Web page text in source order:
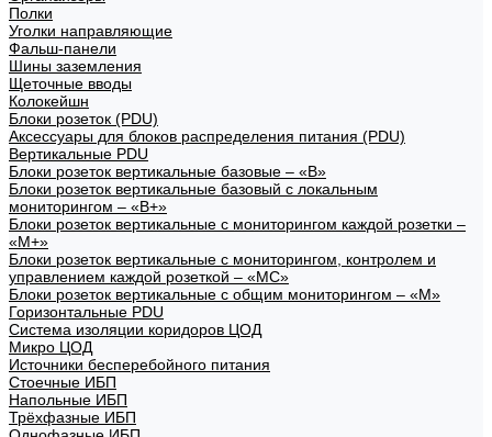
Полки
Уголки направляющие
Фальш-панели
Шины заземления
Щеточные вводы
Колокейшн
Блоки розеток (PDU)
Аксессуары для блоков распределения питания (PDU)
Вертикальные PDU
Блоки розеток вертикальные базовые – «В»
Блоки розеток вертикальные базовый с локальным
мониторингом – «В+»
Блоки розеток вертикальные с мониторингом каждой розетки –
«М+»
Блоки розеток вертикальные с мониторингом, контролем и
управлением каждой розеткой – «МС»
Блоки розеток вертикальные с общим мониторингом – «М»
Горизонтальные PDU
Система изоляции коридоров ЦОД
Микро ЦОД
Источники бесперебойного питания
Стоечные ИБП
Напольные ИБП
Трёхфазные ИБП